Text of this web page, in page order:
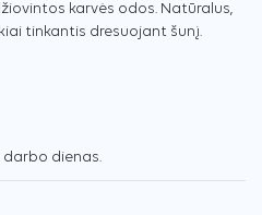
karvės odos. Natūralus,
tinkantis dresuojant šunį.
darbo dienas.